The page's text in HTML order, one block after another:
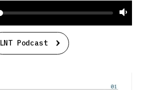
LNT Podcast